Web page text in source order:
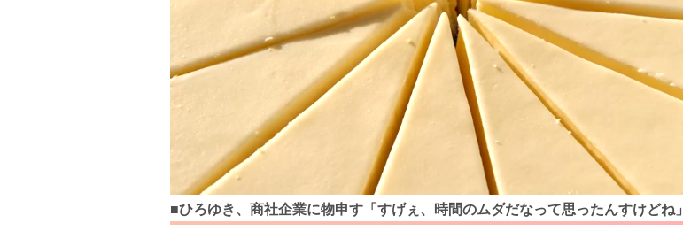
■ひろゆき、商社企業に物申す「すげぇ、時間のムダだなって思ったんすけどね」